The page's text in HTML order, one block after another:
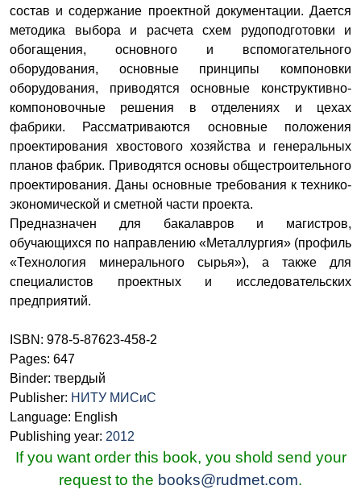
состав и содержание проектной документации. Дается
методика выбора и расчета схем рудоподготовки и
обогащения, основного и вспомогательного
оборудования, основные принципы компоновки
оборудования, приводятся основные конструктивно-
компоновочные решения в отделениях и цехах
фабрики. Рассматриваются основные положения
проектирования хвостового хозяйства и генеральных
планов фабрик. Приводятся основы общестроительного
проектирования. Даны основные требования к технико-
экономической и сметной части проекта.
Предназначен для бакалавров и магистров,
обучающихся по направлению «Металлургия» (профиль
«Технология минерального сырья»), а также для
специалистов проектных и исследовательских
предприятий.
ISBN: 978-5-87623-458-2
Pages: 647
Binder: твердый
Publisher: НИТУ МИСиС
Language: English
Publishing year: 2012
If you want order this book, you shold send your
request to the books@rudmet.com.